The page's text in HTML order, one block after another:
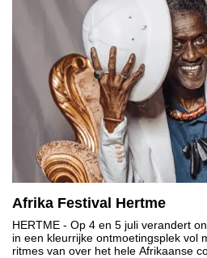
Afrika Festival Hertme
HERTME - Op 4 en 5 juli verandert
in een kleurrijke ontmoetingsplek vol
ritmes van over het hele Afrikaanse